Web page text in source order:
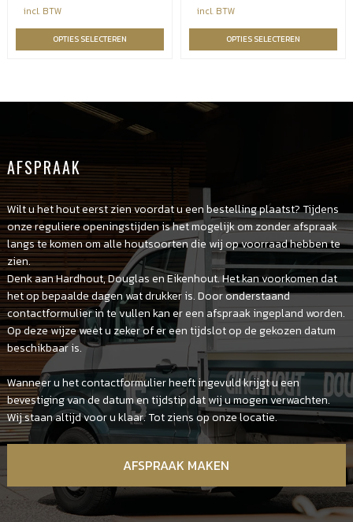
€15,04
tot
incl. BTW
OPTIES SELECTEREN
€4,72
tot
incl. BTW
OPTIES SELECTEREN
AFSPRAAK
Wilt u het hout eerst zien voordat u een bestelling plaatst? Tijdens
onze reguliere openingstijden is het mogelijk om zonder afspraak
langs te komen om alle houtsoorten die wij op voorraad hebben te
zien.
Denk aan Hardhout, Douglas en Eikenhout. Het kan voorkomen dat
het op bepaalde dagen wat drukker is. Door onderstaand
contactformulier in te vullen kan er een afspraak ingepland worden.
Op deze wijze weet u zeker of er een tijdslot op de gekozen datum
beschikbaar is.
Wanneer u het contactformulier heeft ingevuld krijgt u een
bevestiging van de datum en tijdstip dat wij u mogen verwachten.
Wij staan altijd voor u klaar. Tot ziens op onze locatie.
AFSPRAAK MAKEN